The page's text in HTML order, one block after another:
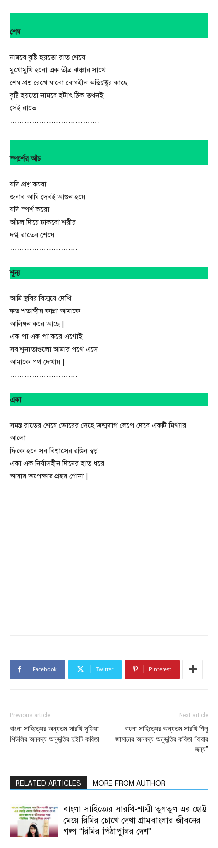
শেষ
নামবে বৃষ্টি হয়তো রাত শেষে
মুখোমুখি হবো এক তীব্র ঝঞ্ঝার সাথে
শেষ প্রশ্ন রেখে যাবো বোধহীন অস্তিত্বের কাছে
বৃষ্টি হয়তো নামবে হটাৎ ঠিক তখনই
সেই রাতে
……………………………….
স্পর্শের আঁচ
যদি প্রশ্ন করো
জবাব আমি দেবই আগুন হয়ে
যদি স্পর্শ করো
আঁচল দিয়ে ঢাকবো শরীর
দগ্ধ রাতের শেষে
……………………….
শূন্য
আমি স্থবির বিস্ময়ে দেখি
কত শতাব্দীর কান্না আমাকে
আলিঙ্গন করে আছে |
এক পা এক পা করে এগোই
সব শূন্যতাগুলো আমার পথে এসে
আমাকে পথ দেখায় |
……………………….
একা
সমস্ত রাতের শেষে ভোরের দেহে জন্মদাগ লেপে দেবে একটি মিথ্যার
আলো
ফিকে হবে সব বিশ্বাসের রঙিন স্বপ্ন
একা এক নির্যাসহীন দিনের হাত ধরে
আবার অপেক্ষার প্রহর গোনা |
Facebook Twitter Pinterest
Previous article
বাংলা সাহিত্যের অন্যতম সারথি সুফিয়া
শিউলির অনবদ্য অনুভূতির দুইটি কবিতা
Next article
বাংলা সাহিত্যের অন্যতম সারথি শিলু
জামানের অনবদ্য অনুভূতির কবিতা “বাবার
জন্য’’
RELATED ARTICLES MORE FROM AUTHOR
বাংলা সাহিত্যের সারথি-শাম্মী তুলতুল এর ছোট্ট
মেয়ে রিমির চোখে দেখা গ্রামবাংলার জীবনের
গল্প “রিমির পিঠাপুলির দেশ”